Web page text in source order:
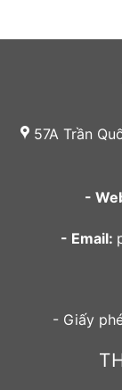
57A Trần
-
- Email:
- Giấy